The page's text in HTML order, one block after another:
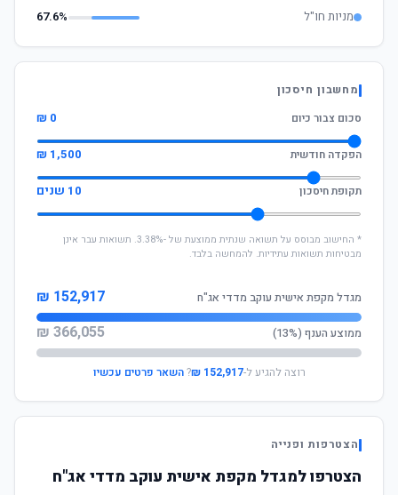
מניות חו"ל 67.6%
מחשבון חיסכון
סכום צבור כיום
0 ₪
הפקדה חודשית 1,500 ₪
תקופת חיסכון 10 שנים
* החישוב מבוסס על תשואה שנתית ממוצעת של -3.38%. תשואות עבר אינן
מבטיחות תשואות עתידיות. להמחשה בלבד.
מגדל מקפת אישית עוקב מדדי אג"ח 152,917 ₪
ממוצע הענף (13%) 366,055 ₪
רוצה להגיע ל-152,917 ₪
?השאר פרטים עכשיו
הצטרפות ופנייה
הצטרפו למגדל מקפת אישית עוקב מדדי אג"ח